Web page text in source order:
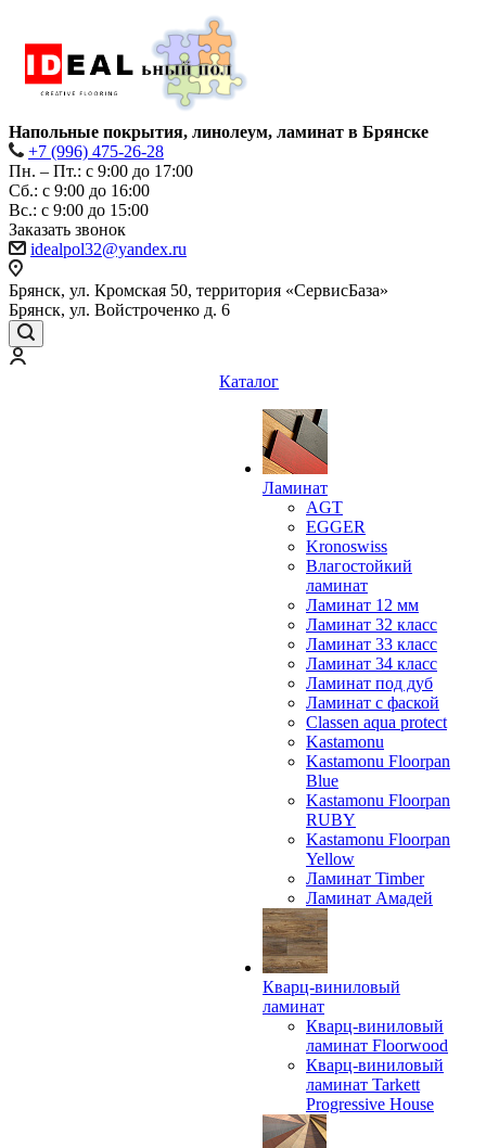
Напольные покрытия, линолеум, ламинат в Брянске
+7 (996) 475-26-28
Пн. – Пт.: с 9:00 до 17:00
Сб.: с 9:00 до 16:00
Bc.: с 9:00 до 15:00
Заказать звонок
idealpol32@yandex.ru
Брянск, ул. Кромская 50, территория «СервисБаза»
Брянск, ул. Войстроченко д. 6
Каталог
Ламинат
AGT
EGGER
Kronoswiss
Влагостойкий
ламинат
Ламинат 12 мм
Ламинат 32 класс
Ламинат 33 класс
Ламинат 34 класс
Ламинат под дуб
Ламинат с фаской
Classen aqua protect
Kastamonu
Kastamonu Floorpan
Blue
Kastamonu Floorpan
RUBY
Kastamonu Floorpan
Yellow
Ламинат Timber
Ламинат Амадей
Кварц-виниловый
ламинат
Кварц-виниловый
ламинат Floorwood
Кварц-виниловый
ламинат Tarkett
Progressive House